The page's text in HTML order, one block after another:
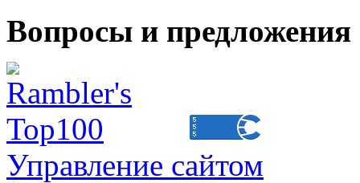
Вопросы и
Управление сайтом